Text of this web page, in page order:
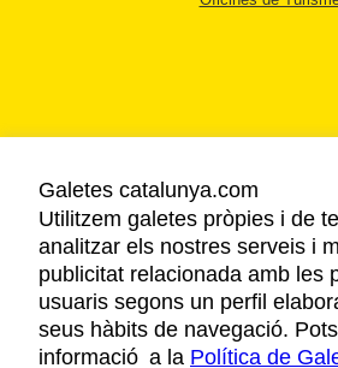
POLÍTICA DE
COOKIES
ACCESSIBILITAT
Copyright © 2026. Agència Catalana de
Galetes catalunya.com
Utilitzem galetes pròpies i de
analitzar els nostres serveis i
publicitat relacionada amb les
usuaris segons un perfil
seus hàbits de navegació.
informació a la Política de